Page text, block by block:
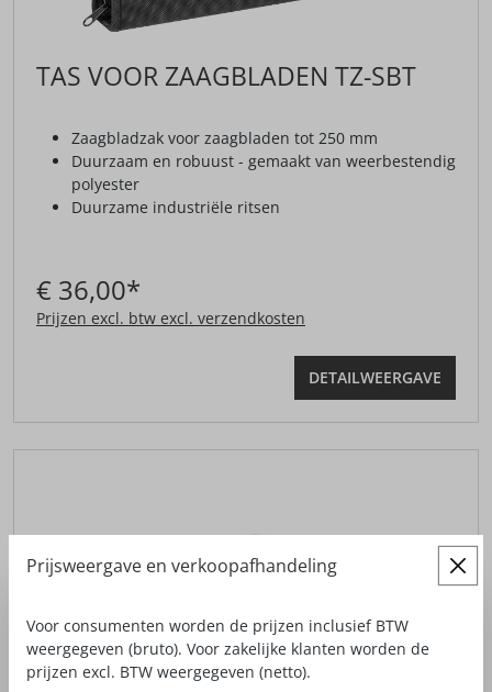
TAS VOOR ZAAGBLADEN TZ-SBT
Zaagbladzak voor zaagbladen tot 250 mm
Duurzaam en robuust - gemaakt van weerbestendig
polyester
Duurzame industriële ritsen
€ 36,00*
Prijzen excl. btw excl. verzendkosten
DETAILWEERGAVE
Prijsweergave en verkoopafhandeling
Voor consumenten worden de prijzen inclusief BTW
weergegeven (bruto). Voor zakelijke klanten worden de
prijzen excl. BTW weergegeven (netto).